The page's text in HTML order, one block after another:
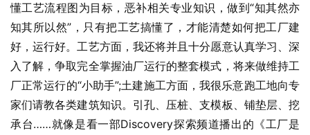
懂工艺流程图为目标，恶补相关专业知识，做到“知其然亦
知其所以然”，只有把工艺搞懂了，才能清楚如何把工厂建
好，运行好。工艺方面，我还将并且十分愿意认真学习、深
入了解，争取完全掌握油厂运行的整套模式，将来做维持工
厂正常运行的“小助手”;土建施工方面，我很乐意跑工地向专
家们请教各类建筑知识。引孔、压桩、支模板、铺垫层、挖
承台……就像是看一部Discovery探索频道播出的《工厂是